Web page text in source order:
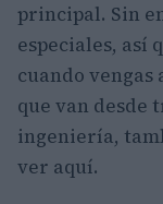
principal. Sin
especiales, así
cuando vengas
que van desde
ingeniería,
ver aquí.